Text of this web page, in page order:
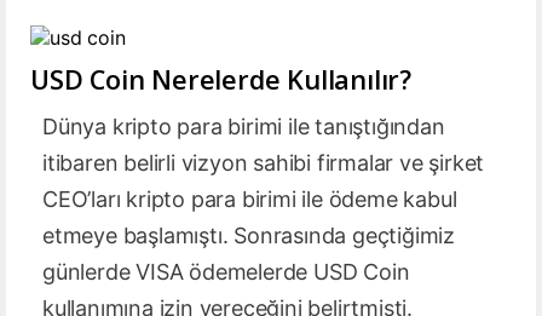
USD Coin Nerelerde Kullanılır?
Dünya kripto para birimi ile tanıştığından
itibaren belirli vizyon sahibi firmalar ve şirket
CEO’ları kripto para birimi ile ödeme kabul
etmeye başlamıştı. Sonrasında geçtiğimiz
günlerde VISA ödemelerde USD Coin
kullanımına izin vereceğini belirtmişti.